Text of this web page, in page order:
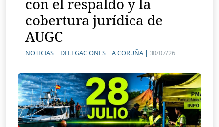
con el respaldo y la
cobertura jurídica de
AUGC
NOTICIAS | DELEGACIONES | A CORUÑA | 30/07/26